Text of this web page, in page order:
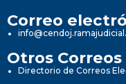
Correo
Otros
Directorio de Correos